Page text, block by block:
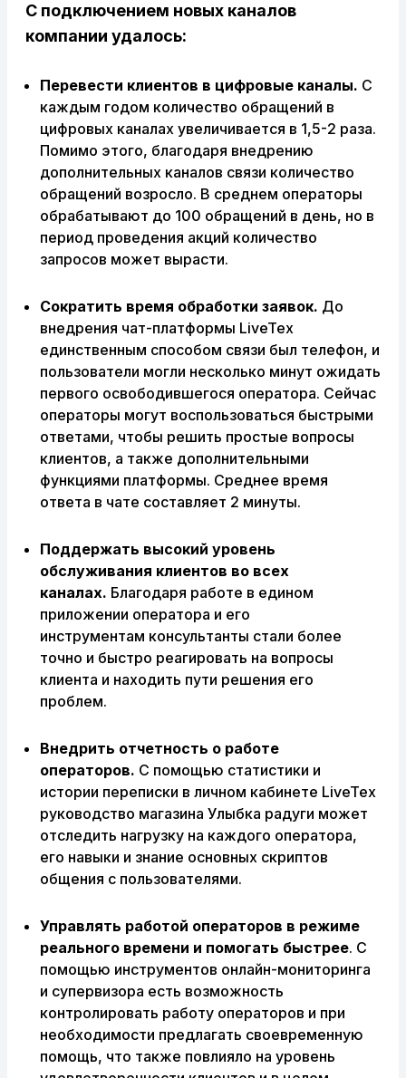
С подключением новых каналов
компании удалось:
Перевести клиентов в цифровые каналы. С
каждым годом количество обращений в
цифровых каналах увеличивается в 1,5-2 раза.
Помимо этого, благодаря внедрению
дополнительных каналов связи количество
обращений возросло. В среднем операторы
обрабатывают до 100 обращений в день, но в
период проведения акций количество
запросов может вырасти.
Сократить время обработки заявок. До
внедрения чат-платформы LiveTex
единственным способом связи был телефон, и
пользователи могли несколько минут ожидать
первого освободившегося оператора. Сейчас
операторы могут воспользоваться быстрыми
ответами, чтобы решить простые вопросы
клиентов, а также дополнительными
функциями платформы. Среднее время
ответа в чате составляет 2 минуты.
Поддержать высокий уровень
обслуживания клиентов во всех
каналах. Благодаря работе в едином
приложении оператора и его
инструментам консультанты стали более
точно и быстро реагировать на вопросы
клиента и находить пути решения его
проблем.
Внедрить отчетность о работе
операторов. С помощью статистики и
истории переписки в личном кабинете LiveTex
руководство магазина Улыбка радуги может
отследить нагрузку на каждого оператора,
его навыки и знание основных скриптов
общения с пользователями.
Управлять работой операторов в режиме
реального времени и помогать быстрее. С
помощью инструментов онлайн-мониторинга
и супервизора есть возможность
контролировать работу операторов и при
необходимости предлагать своевременную
помощь, что также повлияло на уровень